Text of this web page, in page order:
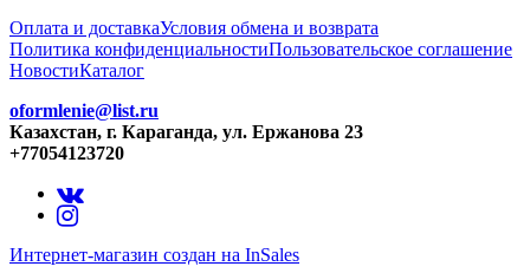
Оплата и доставкаУсловия обмена и возврата
Политика конфиденциальностиПользовательское соглашение
НовостиКаталог
oformlenie@list.ru
Казахстан, г. Караганда, ул. Ержанова 23
+77054123720
Интернет-магазин создан на InSales